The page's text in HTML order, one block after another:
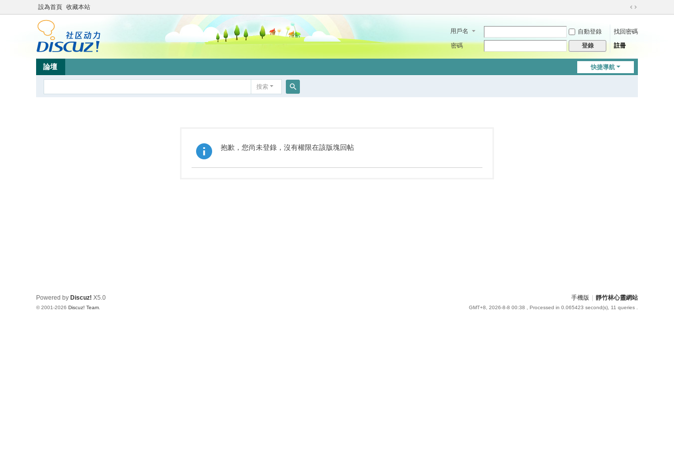
設為首頁 收藏本站
切
到
用戶名 自動登錄
找回密碼
密碼
登錄 註冊
快捷導航
論壇
搜索
抱歉，您尚未登錄，沒有權限在該版塊回帖
手機版 靜竹林心靈網站
GMT+8, 2026-8-8 00:38 , Processed in 0.065423 second(s), 11 queries .
Powered by Discuz! X5.0
© 2001-2026 Discuz! Team